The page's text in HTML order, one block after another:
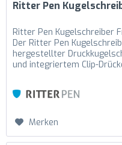
Ritter Pen
Ritter Pen Kugelschreiber
Der Ritter Pen
hergestellter
und integriertem Clip-
Merken